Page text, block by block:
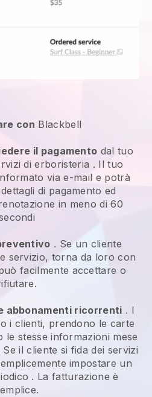
con Blackbell
il pagamento dal tuo
di erboristeria . Il tuo
via e-mail e potrà
di pagamento ed
in meno di 60
. Se un cliente
servizio, torna da loro con
facilmente accettare o
abbonamenti ricorrenti . I
i clienti, prendono le carte
stesse informazioni mese
Se il cliente si fida dei servizi
impostare un
. La fatturazione è